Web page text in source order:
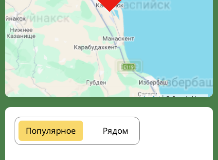
Leaflet| © Google Maps
Популярное Рядом